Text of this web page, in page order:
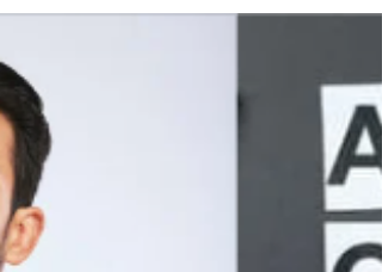
deux temps : une prise de connaissance